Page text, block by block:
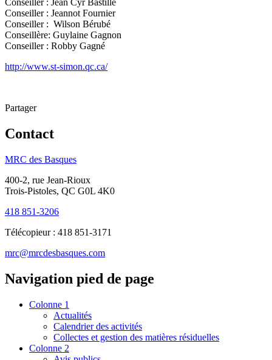
Conseiller : Jean Cyr Bastille
Conseiller : Jeannot Fournier
Conseiller : Wilson Bérubé
Conseillère: Guylaine Gagnon
Conseiller : Robby Gagné
http://www.st-simon.qc.ca/
Partager
Contact
MRC des Basques
400-2, rue Jean-Rioux
Trois-Pistoles, QC G0L 4K0
418 851-3206
Télécopieur : 418 851-3171
mrc@mrcdesbasques.com
Navigation pied de page
Colonne 1
Actualités
Calendrier des activités
Collectes et gestion des matières résiduelles
Colonne 2